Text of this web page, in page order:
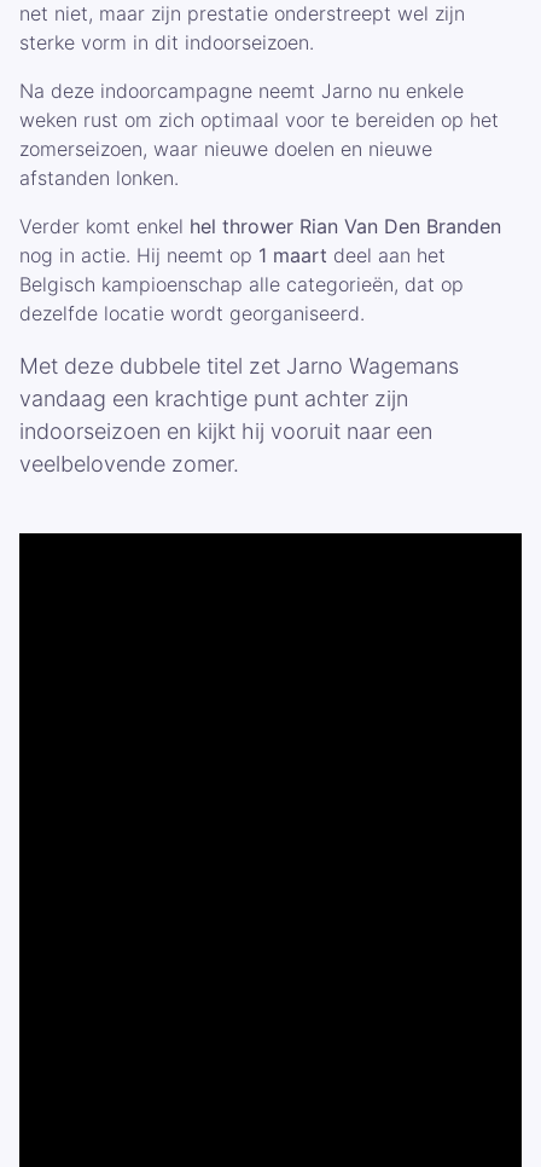
net niet, maar zijn prestatie onderstreept wel zijn
sterke vorm in dit indoorseizoen.
Na deze indoorcampagne neemt Jarno nu enkele
weken rust om zich optimaal voor te bereiden op het
zomerseizoen, waar nieuwe doelen en nieuwe
afstanden lonken.
Verder komt enkel hel thrower Rian Van Den Branden
nog in actie. Hij neemt op 1 maart deel aan het
Belgisch kampioenschap alle categorieën, dat op
dezelfde locatie wordt georganiseerd.
Met deze dubbele titel zet Jarno Wagemans
vandaag een krachtige punt achter zijn
indoorseizoen en kijkt hij vooruit naar een
veelbelovende zomer.